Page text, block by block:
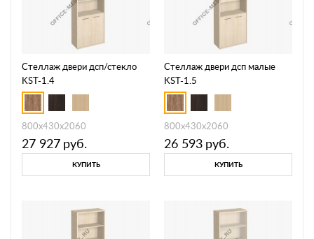
Стеллаж двери дсп/стекло
KST-1.4
800х430х2060
27 927 руб.
КУПИТЬ
Стеллаж двери дсп малые
KST-1.5
800х430х2060
26 593 руб.
КУПИТЬ